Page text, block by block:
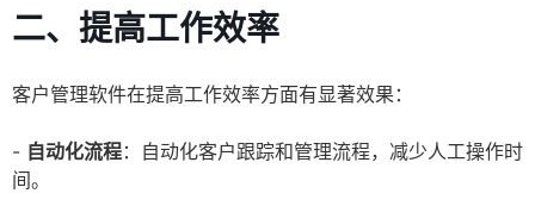
二、提高工作效率
客户管理软件在提高工作效率方面有显著效果：
- 自动化流程：自动化客户跟踪和管理流程，减少人工操作时
间。